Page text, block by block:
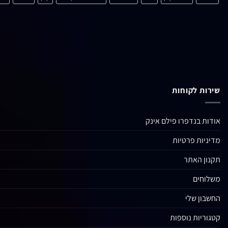
שירות לקוחות
אודות בנדפרו פילם אינק
מדיניות פרטיות
תקנון האתר
משלוחים
החשבון שלי
קטגוריות נוספות